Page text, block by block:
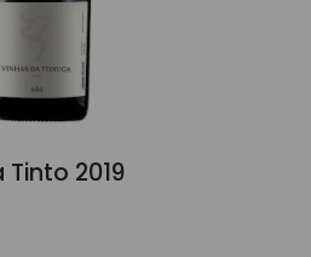
2019